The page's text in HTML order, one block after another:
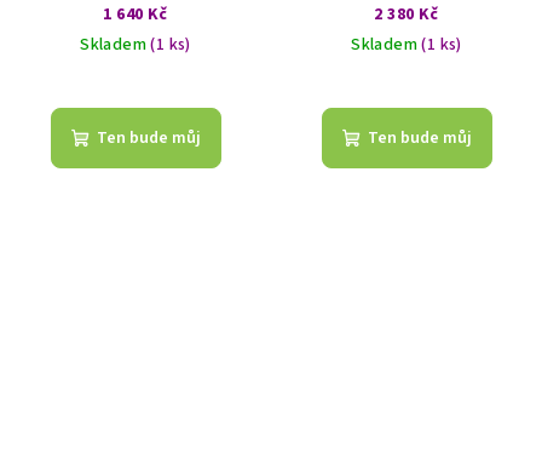
1 640 Kč
Skladem(1 ks)
Ten bude můj
2 380 Kč
Skladem(1 ks)
Ten bude můj